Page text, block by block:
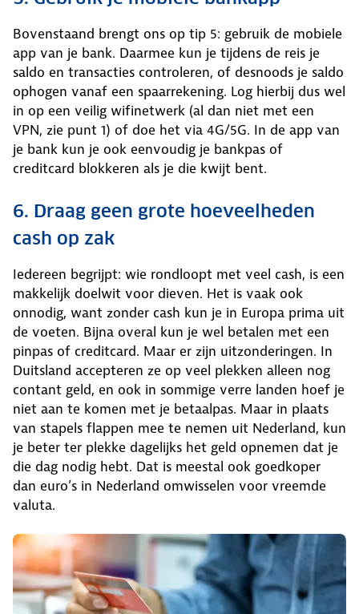
Bovenstaand brengt ons op tip 5: gebruik de mobiele
app van je bank. Daarmee kun je tijdens de reis je
saldo en transacties controleren, of desnoods je saldo
ophogen vanaf een spaarrekening. Log hierbij dus wel
in op een veilig wifinetwerk (al dan niet met een
VPN, zie punt 1) of doe het via 4G/5G. In de app van
je bank kun je ook eenvoudig je bankpas of
creditcard blokkeren als je die kwijt bent.
6. Draag geen grote hoeveelheden
cash op zak
Iedereen begrijpt: wie rondloopt met veel cash, is een
makkelijk doelwit voor dieven. Het is vaak ook
onnodig, want zonder cash kun je in Europa prima uit
de voeten. Bijna overal kun je wel betalen met een
pinpas of creditcard. Maar er zijn uitzonderingen. In
Duitsland accepteren ze op veel plekken alleen nog
contant geld, en ook in sommige verre landen hoef je
niet aan te komen met je betaalpas. Maar in plaats
van stapels flappen mee te nemen uit Nederland, kun
je beter ter plekke dagelijks het geld opnemen dat je
die dag nodig hebt. Dat is meestal ook goedkoper
dan euro’s in Nederland omwisselen voor vreemde
valuta.